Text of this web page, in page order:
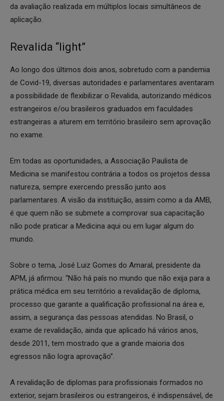
da avaliação realizada em múltiplos locais simultâneos de
aplicação.
Revalida “light”
Ao longo dos últimos dois anos, sobretudo com a pandemia
de Covid-19, diversas autoridades e parlamentares aventaram
a possibilidade de flexibilizar o Revalida, autorizando médicos
estrangeiros e/ou brasileiros graduados em faculdades
estrangeiras a aturem em território brasileiro sem aprovação
no exame.
Em todas as oportunidades, a Associação Paulista de
Medicina se manifestou contrária a todos os projetos dessa
natureza, sempre exercendo pressão junto aos
parlamentares. A visão da instituição, assim como a da AMB,
é que quem não se submete a comprovar sua capacitação
não pode praticar a Medicina aqui ou em lugar algum do
mundo.
Sobre o tema, José Luiz Gomes do Amaral, presidente da
APM, já afirmou: “Não há país no mundo que não exija para a
prática médica em seu território a revalidação de diploma,
processo que garante a qualificação profissional na área e,
assim, a segurança das pessoas atendidas. No Brasil, o
exame de revalidação, ainda que aplicado há vários anos,
desde 2011, tem mostrado que a grande maioria dos
egressos não logra aprovação”.
A revalidação de diplomas para profissionais formados no
exterior, sejam brasileiros ou estrangeiros, é indispensável, de